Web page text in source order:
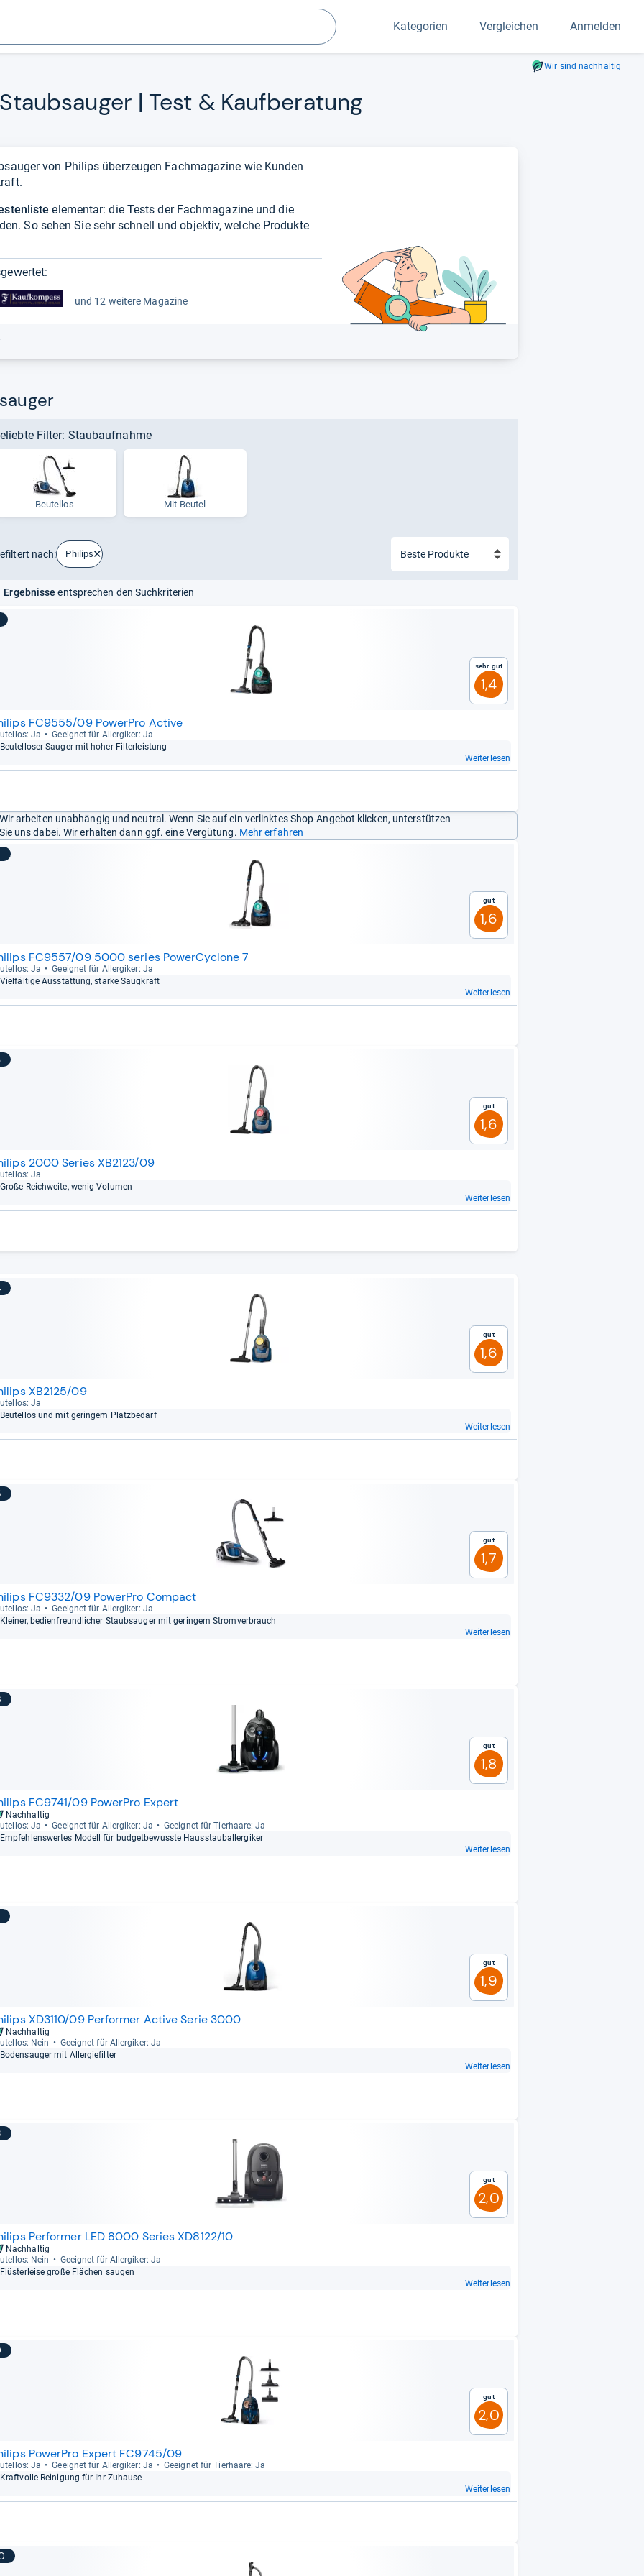
Suchen Kategorien Vergleichen Anmelden
Wir sind nachhaltig
| Test & Kauf­be­ra­tung
von Philips überzeugen Fachmagazine wie Kunden
elementar: die Tests der Fachmagazine und die
So sehen Sie sehr schnell und objektiv, welche Produkte
und 12 weitere Magazine
Filter: Staubaufnahme
Beutellos Mit Beutel
nach: Philips
Ergebnisse entsprechen den Suchkriterien
Sehr gut
1,4
FC9555/09 PowerPro Active
Ja
Geeig­net für All­er­gi­ker: Ja
Beu­tel­lo­ser Sau­ger mit hoher Fil­ter­leis­tung
Weiterlesen
arbeiten unabhängig und neutral. Wenn Sie auf ein verlinktes Shop-Angebot klicken, unterstützen
uns dabei. Wir erhalten dann ggf. eine Vergütung. Mehr erfahren
Gut
1,6
FC9557/09 5000 series PowerCyclone 7
Ja
Geeig­net für All­er­gi­ker: Ja
Viel­fäl­tige Aus­stat­tung, starke Saug­kraft
Weiterlesen
Gut
1,6
2000 Series XB2123/09
Ja
Große Reich­weite, wenig Volu­men
Weiterlesen
Gut
1,6
XB2125/09
Ja
Beu­tel­los und mit gerin­gem Platz­be­darf
Weiterlesen
Gut
1,7
FC9332/09 PowerPro Compact
Ja
Geeig­net für All­er­gi­ker: Ja
Klei­ner, bedi­en­freund­li­cher Staub­sau­ger mit gerin­gem Strom­ver­brauch
Weiterlesen
Gut
1,8
FC9741/09 PowerPro Expert
Nachhaltig
Ja
Geeig­net für All­er­gi­ker: Ja
Geeig­net für Tier­haare: Ja
Emp­feh­lens­wer­tes Modell für bud­get­be­wusste Haus­stau­ball­er­gi­ker
Weiterlesen
Gut
1,9
XD3110/09 Performer Active Serie 3000
Nachhaltig
Nein
Geeig­net für All­er­gi­ker: Ja
Bodensau­ger mit All­er­gie­fil­ter
Weiterlesen
Gut
2,0
Performer LED 8000 Series XD8122/10
Nachhaltig
Nein
Geeig­net für All­er­gi­ker: Ja
Flüs­ter­leise große Flä­chen sau­gen
Weiterlesen
Gut
2,0
PowerPro Expert FC9745/09
Ja Geeig­net für All­er­gi­ker: Ja
Geeig­net für Tier­haare: Ja
Kraft­volle Rei­ni­gung für Ihr Zuhause
Weiterlesen